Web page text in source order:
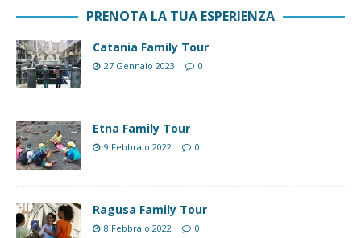
PRENOTA LA TUA ESPERIENZA
Catania Family Tour
27 Gennaio 2023 0
Etna Family Tour
9 Febbraio 2022 0
Ragusa Family Tour
8 Febbraio 2022 0